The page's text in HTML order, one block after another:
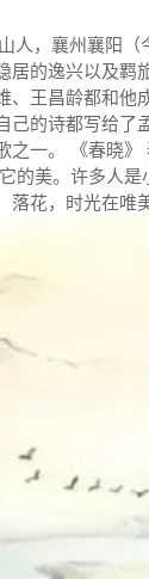
人 ，襄州襄阳（
的逸兴以及羁
、王昌龄都和
的诗都写给了
之一。 《春晓
的美。许多人
花，时光在唯